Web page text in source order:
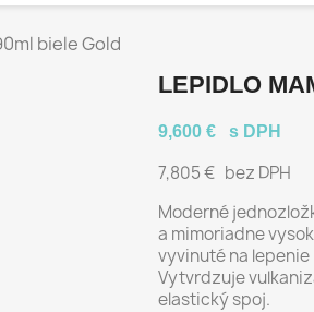
biele Gold
LEPIDLO
9,600 € s DPH
7,805 € bez DPH
Moderné
a mimoriadne
vyvinuté na
Vytvrdzuje
elastický spoj.